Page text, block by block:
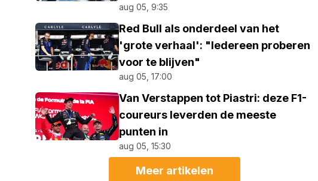
aug 05, 9:35
Red Bull als onderdeel van het
'grote verhaal': "Iedereen proberen
voor te blijven"
aug 05, 17:00
Van Verstappen tot Piastri: deze F1-
coureurs leverden de meeste
punten in
aug 05, 15:30
Meer artikelen